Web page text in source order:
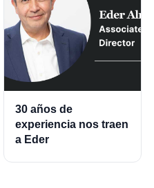
30 años de
experiencia nos traen
a Eder